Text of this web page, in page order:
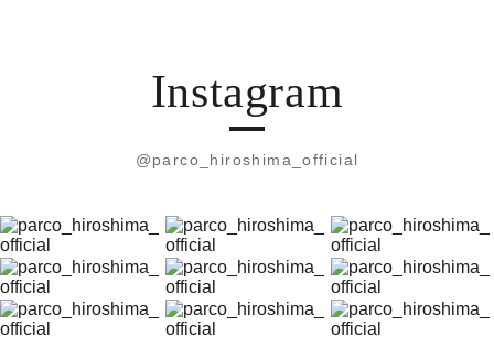
Instagram
@parco_hiroshima_official